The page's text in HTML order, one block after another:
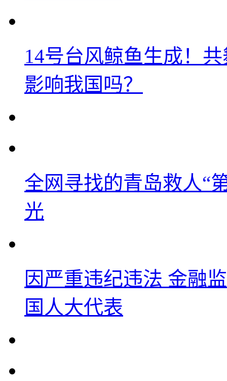
14号台风鲸鱼生成！
影响我国吗？
全网寻找的青岛救人“
光
因严重违纪违法 金融
国人大代表